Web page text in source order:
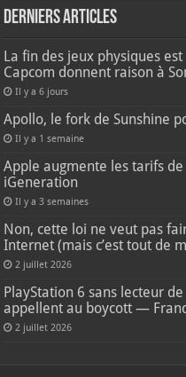
Derniers articles
La fin des jeux physiques
Capcom donnent raison à
Il y a 6 jours
Apollo, le fork de Sunshine
Il y a 1 semaine
Apple augmente les tarifs
iGeneration
Il y a 3 semaines
Non, cette loi ne veut pas
Internet (mais c’est tout de
2 juillet 2026
PlayStation 6 sans lecteur
appellent au boycott —
2 juillet 2026